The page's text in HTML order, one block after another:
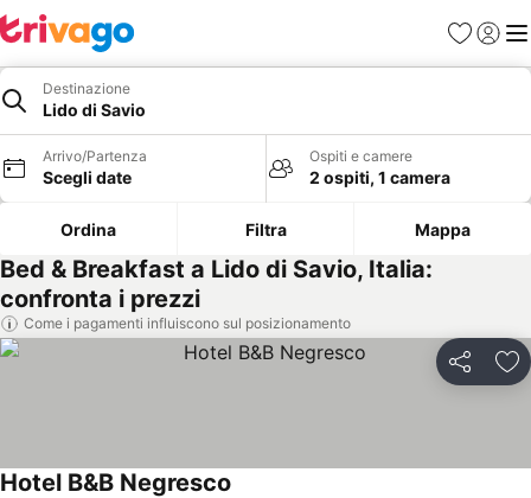
PreferitiAccedi
Destinazione
Lido di Savio
Arrivo/Partenza
Scegli date
Ospiti e camere
2 ospiti, 1 camera
Ordina Filtra Mappa
Bed & Breakfast a Lido di Savio, Italia:
confronta i prezzi
Come i pagamenti influiscono sul posizionamento
Condividi
Hotel B&B Negresco